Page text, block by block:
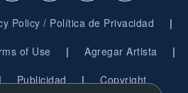
Policy / Política de Privacidad |
of Use | Agregar Artista |
| Publicidad | Copyright